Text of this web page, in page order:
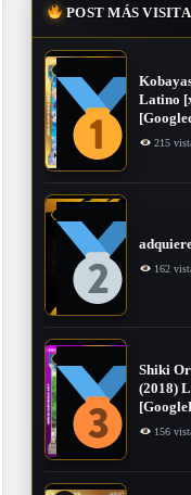
POST MÁS
Latino
215
162
Shiki
(2018)
156